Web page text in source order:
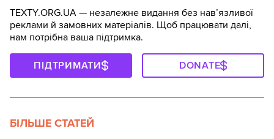
TEXTY.ORG.UA — незалежне видання без навʼязливої
реклами й замовних матеріалів. Щоб працювати далі,
нам потрібна ваша підтримка.
ПІДТРИМАТИ DONATE
БІЛЬШЕ СТАТЕЙ